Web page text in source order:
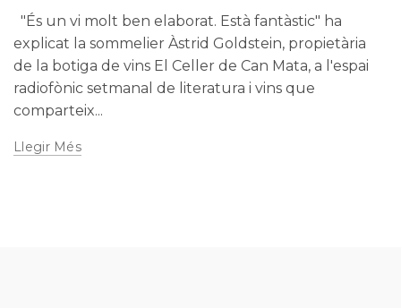
"És un vi molt ben elaborat. Està fantàstic" ha
explicat la sommelier Àstrid Goldstein, propietària
de la botiga de vins El Celler de Can Mata, a l'espai
radiofònic setmanal de literatura i vins que
comparteix...
Llegir Més